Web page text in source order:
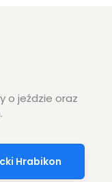
o jeździe oraz
Hrabikon